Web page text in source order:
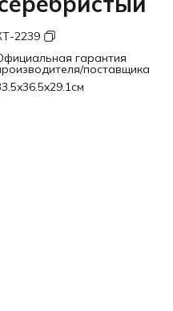
2239
гарантия
поставщика